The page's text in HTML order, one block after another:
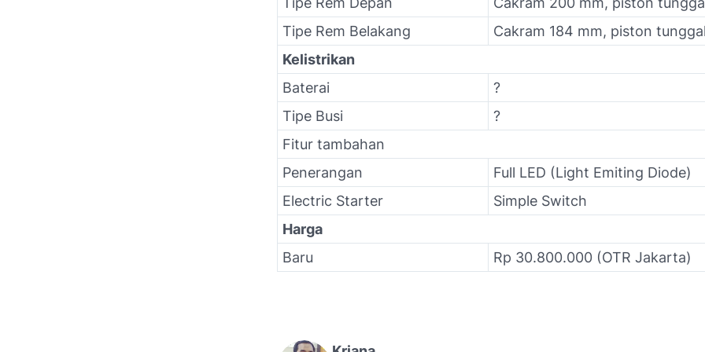
Tipe Rem Belakang
Cakram 184 mm, piston
Kelistrikan
Baterai
?
Tipe Busi
?
Fitur tambahan
Penerangan
Full LED (Light Emiting Diode)
Electric Starter
Simple Switch
Harga
Baru
Rp 30.800.000 (OTR Jakarta)